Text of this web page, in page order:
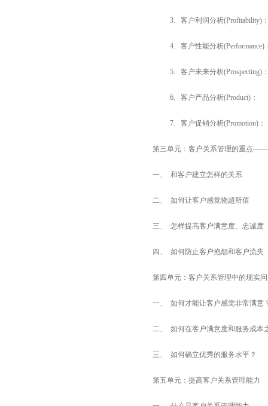
3. 客户利润分析(Profitability)
4. 客户性能分析(Performance)
5. 客户未来分析(Prospecting)
6. 客户产品分析(Product) ：
7. 客户促销分析(Promotion) ：
第三单元：客户关系管理的重点
一、 和客户建立怎样的关系
二、 如何让客户感觉物超所值
三、 怎样提高客户满意度、忠诚度
四、 如何防止客户抱怨和客户流失
第四单元：客户关系管理中的现实
一、 如何才能让客户感觉非常满意
二、 如何在客户满意度和服务成本
三、 如何确立优秀的服务水平？
第五单元：提高客户关系管理能力